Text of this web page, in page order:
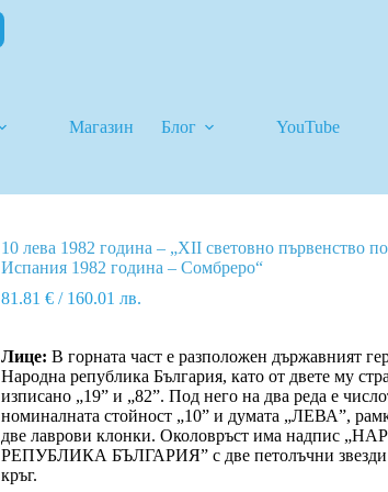
Магазин Блог YouTube
10 лева 1982 година – „XII световно първенство
Испания 1982 година – Сомбреро“
81.81 €/ 160.01 лв.
Лице: В горната част е разположен държавният
Народна република България, като от двете му
изписано „19” и „82”. Под него на два реда е
номиналната стойност „10” и думата „ЛЕВА”,
две лаврови клонки. Околовръст има надпис
РЕПУБЛИКА БЪЛГАРИЯ” с две петолъчни звезди
кръг.